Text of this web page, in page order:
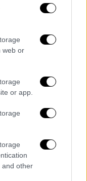
web or
or app.
and other
από το
δεν έχει
ρουκετών
λόγο για
να